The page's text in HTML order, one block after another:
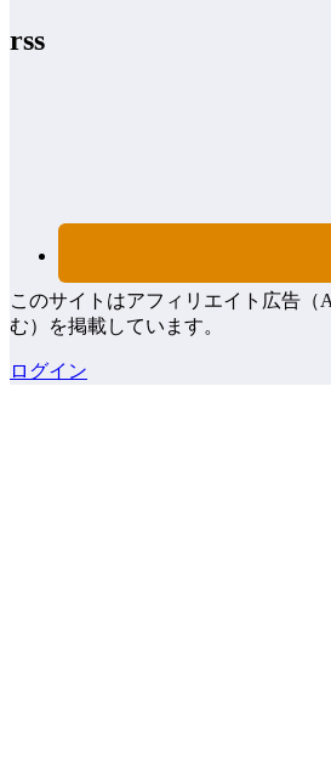
rss
このサイトはアフィリエイト広告（
む）を掲載しています。
ログイン